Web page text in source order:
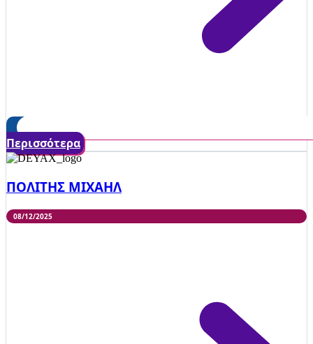
Περισσότερα
ΠΟΛΙΤΗΣ ΜΙΧΑΗΛ
08/12/2025